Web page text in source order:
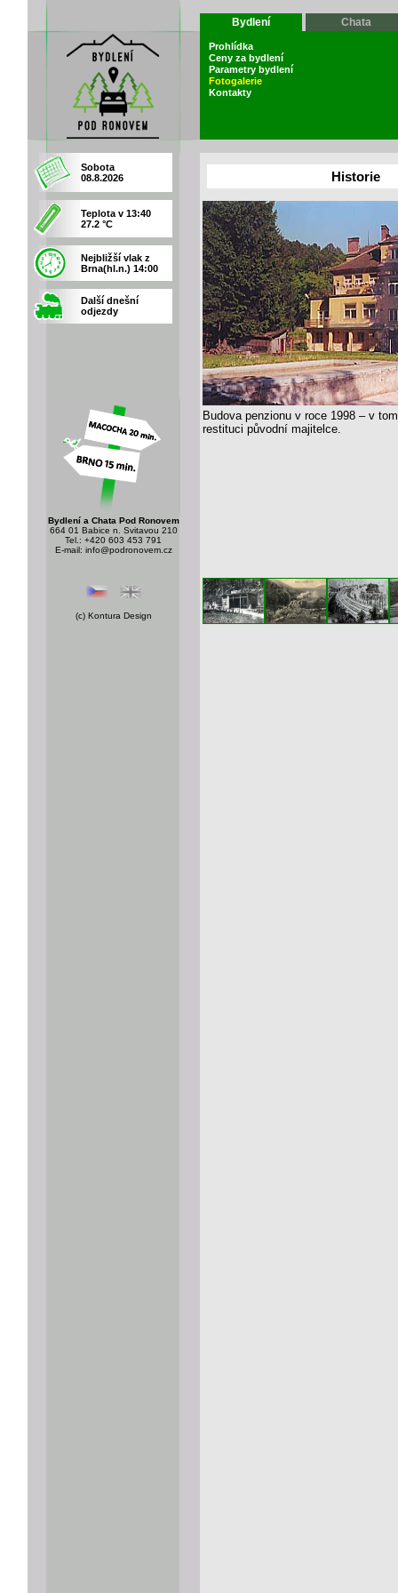
Bydlení Chata
Prohlídka
Ceny za bydlení
Parametry bydlení
Fotogalerie
Kontakty
Sobota
08.8.2026
Teplota v 13:40
27.2 °C
Nejbližší vlak z
Brna(hl.n.) 14:00
Další dnešní
odjezdy
Bydlení a Chata Pod Ronovem
664 01 Babice n. Svitavou 210
Tel.: +420 603 453 791
E-mail: info@podronovem.cz
(c) Kontura Design
Historie
Budova penzionu v roce 1998 – v
restituci původní majitelce.